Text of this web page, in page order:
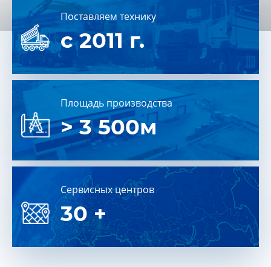
Поставляем технику
с 2011 г.
Площадь производства
> 3 500м
Cервисных центров
30 +